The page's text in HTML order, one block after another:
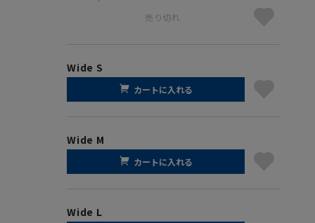
売り切れ
Wide S
カートに入れる
Wide M
カートに入れる
Wide L